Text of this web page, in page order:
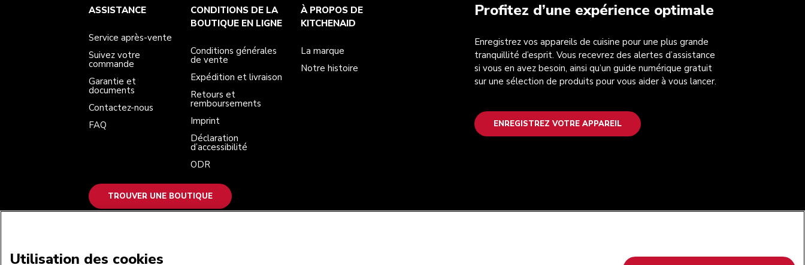
Profitez d’une expérience optimale
Enregistrez vos appareils de cuisine pour une plus grande
tranquillité d’esprit. Vous recevrez des alertes d’assistance
si vous en avez besoin, ainsi qu’un guide numérique gratuit
sur une sélection de produits pour vous aider à vous lancer.
ENREGISTREZ VOTRE APPAREIL
Service après-vente
Suivez votre commande
FAQ
Conditions générales de vente
Expédition et livraison
Déclaration d’accessibilité
La marque
Notre histoire
Trouver une boutique
ASSISTANCE
Service après-vente
Suivez votre
commande
Garantie et
documents
Contactez-nous
FAQ
CONDITIONS DE LA
BOUTIQUE EN LIGNE
Conditions générales
de vente
Expédition et livraison
Retours et
remboursements
Imprint
Déclaration
d’accessibilité
ODR
À PROPOS DE
KITCHENAID
La marque
Notre histoire
TROUVER UNE BOUTIQUE
Utilisation des cookies